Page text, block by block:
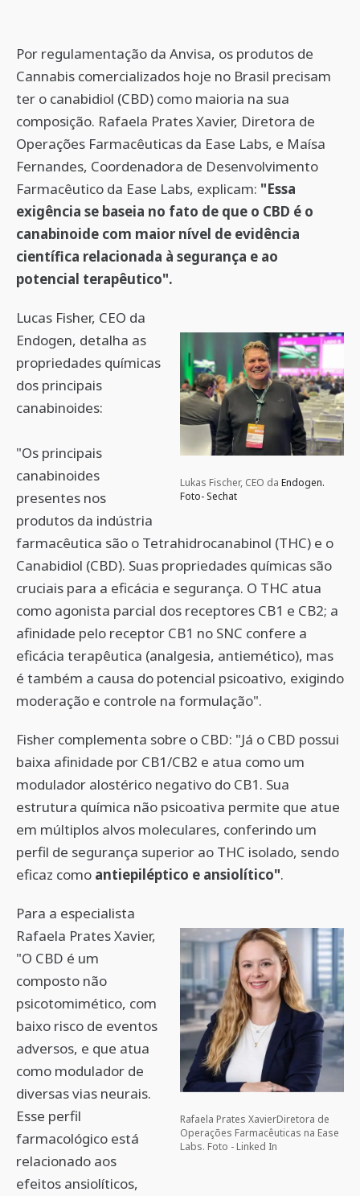
Por regulamentação da Anvisa, os produtos de
Cannabis comercializados hoje no Brasil precisam
ter o canabidiol (CBD) como maioria na sua
composição. Rafaela Prates Xavier, Diretora de
Operações Farmacêuticas da Ease Labs, e Maísa
Fernandes, Coordenadora de Desenvolvimento
Farmacêutico da Ease Labs, explicam: "Essa
exigência se baseia no fato de que o CBD é o
canabinoide com maior nível de evidência
científica relacionada à segurança e ao
potencial terapêutico".
Lukas Fischer, CEO da Endogen.
Foto- Sechat
Lucas Fisher, CEO da
Endogen, detalha as
propriedades químicas
dos principais
canabinoides:
"Os principais
canabinoides
presentes nos
produtos da indústria
farmacêutica são o Tetrahidrocanabinol (THC) e o
Canabidiol (CBD). Suas propriedades químicas são
cruciais para a eficácia e segurança. O THC atua
como agonista parcial dos receptores CB1 e CB2; a
afinidade pelo receptor CB1 no SNC confere a
eficácia terapêutica (analgesia, antiemético), mas
é também a causa do potencial psicoativo, exigindo
moderação e controle na formulação".
Fisher complementa sobre o CBD: "Já o CBD possui
baixa afinidade por CB1/CB2 e atua como um
modulador alostérico negativo do CB1. Sua
estrutura química não psicoativa permite que atue
em múltiplos alvos moleculares, conferindo um
perfil de segurança superior ao THC isolado, sendo
eficaz como antiepiléptico e ansiolítico".
Rafaela Prates XavierDiretora de
Operações Farmacêuticas na Ease
Labs. Foto - Linked In
Para a especialista
Rafaela Prates Xavier,
"O CBD é um
composto não
psicotomimético, com
baixo risco de eventos
adversos, e que atua
como modulador de
diversas vias neurais.
Esse perfil
farmacológico está
relacionado aos
efeitos ansiolíticos,